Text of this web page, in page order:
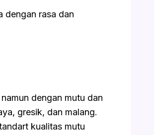
dengan rasa dan
dengan mutu dan
gresik, dan malang.
kualitas mutu